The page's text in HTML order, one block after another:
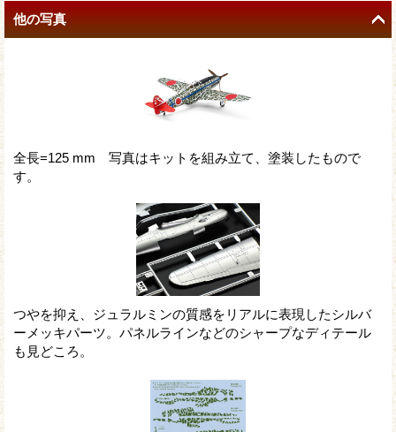
他の写真
全長=125 mm 写真はキットを組み立て、塗装したもので
す。
つやを抑え、ジュラルミンの質感をリアルに表現したシルバ
ーメッキパーツ。パネルラインなどのシャープなディテール
も見どころ。